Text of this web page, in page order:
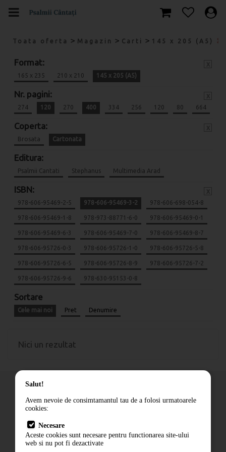
Toata oferta > Magazin > Carti > 145 x 205 (A5)
Format:
165 x 235 210 x 210 145 x 205 (A5)
Nr. pagini:
274 120 270 400 334 256 120 80 664
Coperta:
Brosata Cartonata
Editura:
Psalmii Cantati Stephanus Multimedia Arad
ISBN:
978-606-95469-2-5 978-606-95469-3-2 978-606-698-054-8
978-606-95469-1-8 978-973-88771-6-0 978-606-95469-0-1
978-606-95469-6-3 978-606-95469-7-0 978-606-95469-8-7
978-606-95726-0-3 978-606-95726-1-0 978-606-95726-5-8
978-606-95726-6-5 978-606-95726-8-9 978-606-95726-7-2
978-606-95726-9-6 978-630-95153-0-8
Sortare
Cele mai noi Pret Denumire
Nici un rezultat
Cum comand
Livrare
Contact
Salut!
Avem nevoie de consimtamantul tau de a folosi urmatoarele
cookies:
Necesare
Aceste cookies sunt necesare pentru functionarea site-ului
web si nu pot fi dezactivate